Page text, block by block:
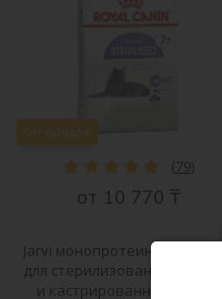
Хит продаж
( 79)
от 10 770 ₸
Jarvi монопротеиновый пауч
для стерилизованных кошек
и кастрированных котов